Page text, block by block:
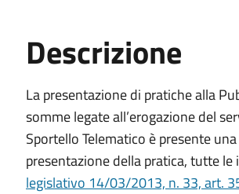
Descrizione
La presentazione di pratiche alla
somme legate all’erogazione del
Sportello Telematico è presente
presentazione della pratica, tutte
legislativo 14/03/2013, n. 33, art.